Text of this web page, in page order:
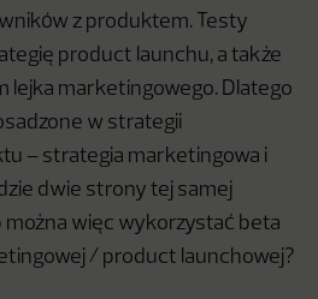
z produktem. Testy
product launchu, a także
lejka marketingowego. Dlatego
w strategii
– strategia marketingowa i
dwie strony tej samej
można więc wykorzystać beta
/ product launchowej?